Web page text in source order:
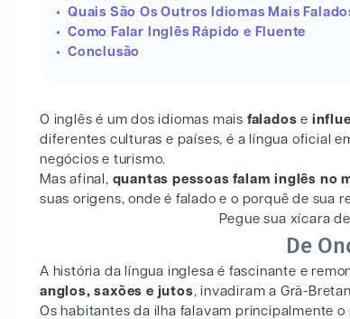
Quais São Os Outros Idiomas Mais
Como Falar Inglês Rápido e Fluente
Conclusão
O inglês é um dos idiomas mais falados e
diferentes culturas e países, é a língua oficial
negócios e turismo.
Mas afinal, quantas pessoas falam inglês no
suas origens, onde é falado e o porquê de sua
Pegue sua xícara
De
A história da língua inglesa é fascinante e
anglos, saxões e jutos, invadiram a Grã-
Os habitantes da ilha falavam principalmente